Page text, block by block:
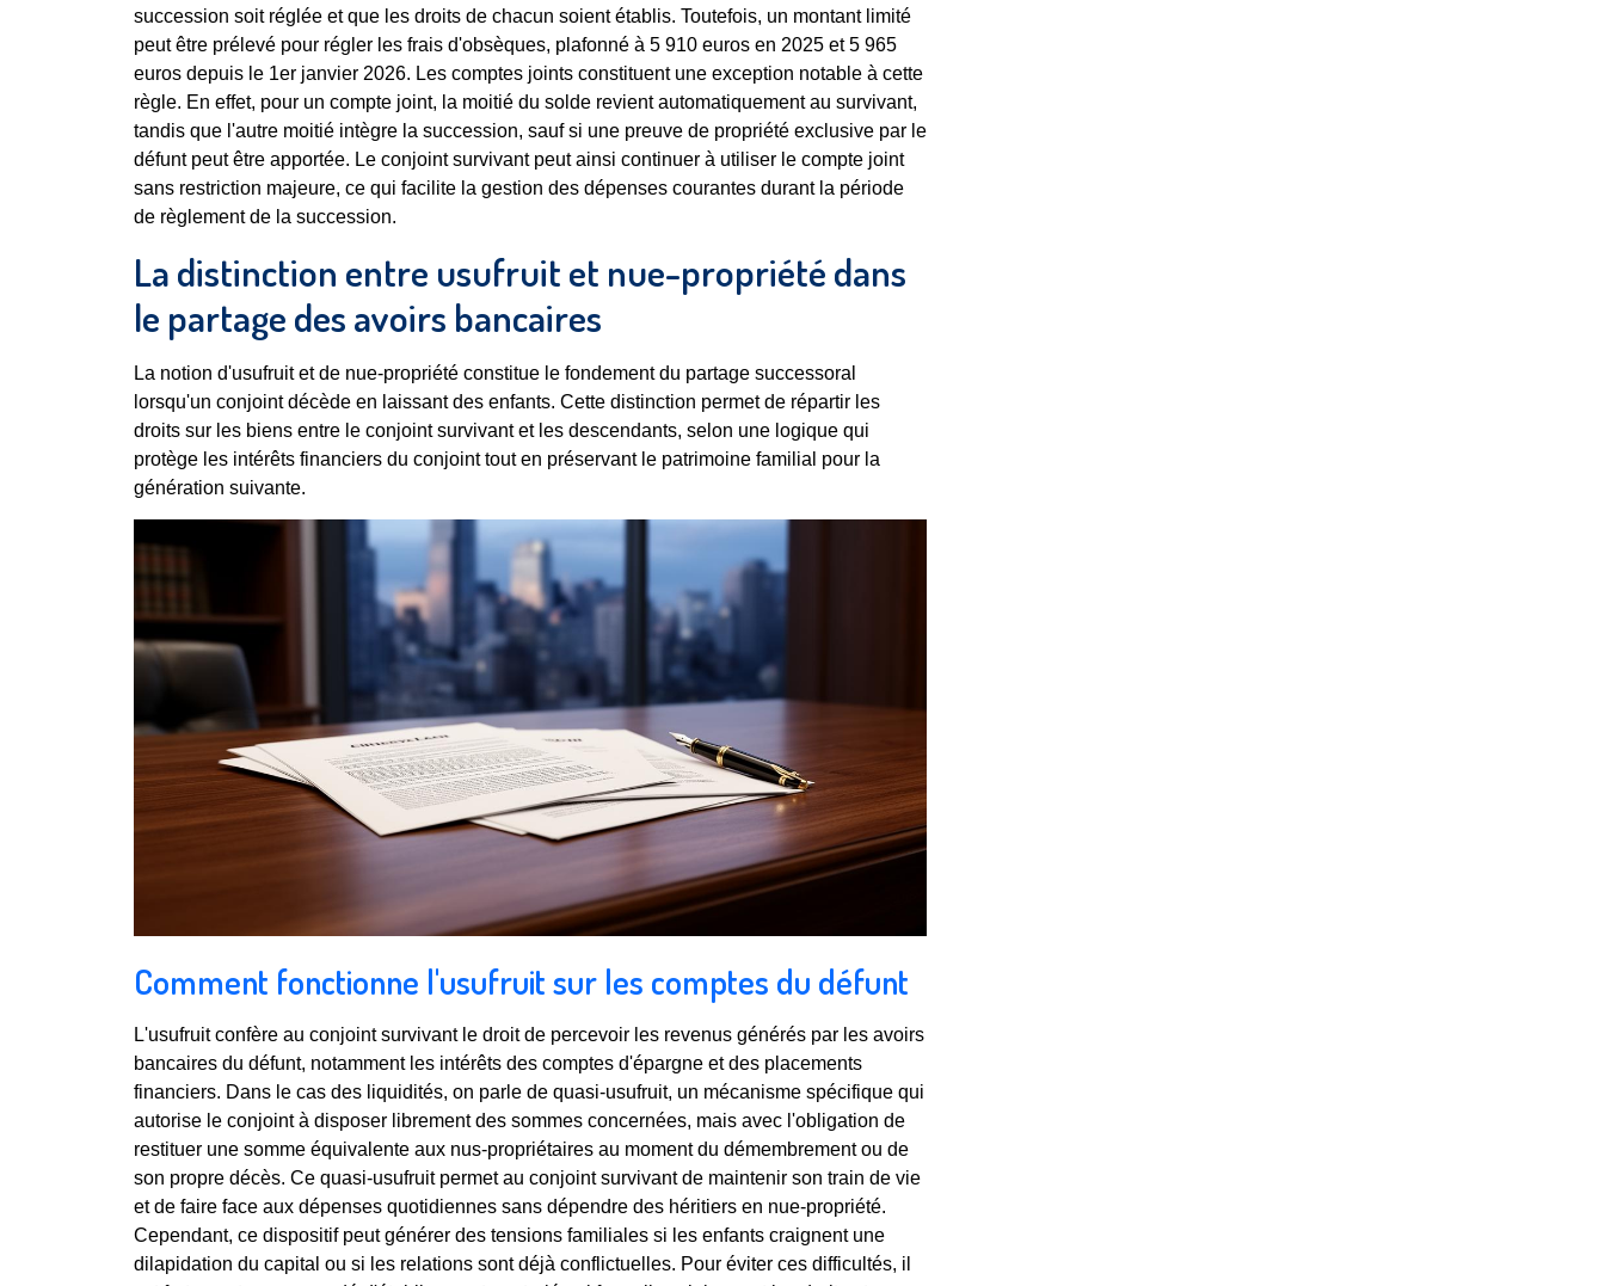
succession soit réglée et que les droits de chacun soient établis. Toutefois, un montant limité
peut être prélevé pour régler les frais d'obsèques, plafonné à 5 910 euros en 2025 et 5 965
euros depuis le 1er janvier 2026. Les comptes joints constituent une exception notable à cette
règle. En effet, pour un compte joint, la moitié du solde revient automatiquement au survivant,
tandis que l'autre moitié intègre la succession, sauf si une preuve de propriété exclusive par le
défunt peut être apportée. Le conjoint survivant peut ainsi continuer à utiliser le compte joint
sans restriction majeure, ce qui facilite la gestion des dépenses courantes durant la période
de règlement de la succession.
La distinction entre usufruit et nue-propriété dans
le partage des avoirs bancaires
La notion d'usufruit et de nue-propriété constitue le fondement du partage successoral
lorsqu'un conjoint décède en laissant des enfants. Cette distinction permet de répartir les
droits sur les biens entre le conjoint survivant et les descendants, selon une logique qui
protège les intérêts financiers du conjoint tout en préservant le patrimoine familial pour la
génération suivante.
Comment fonctionne l'usufruit sur les comptes du défunt
L'usufruit confère au conjoint survivant le droit de percevoir les revenus générés par les avoirs
bancaires du défunt, notamment les intérêts des comptes d'épargne et des placements
financiers. Dans le cas des liquidités, on parle de quasi-usufruit, un mécanisme spécifique qui
autorise le conjoint à disposer librement des sommes concernées, mais avec l'obligation de
restituer une somme équivalente aux nus-propriétaires au moment du démembrement ou de
son propre décès. Ce quasi-usufruit permet au conjoint survivant de maintenir son train de vie
et de faire face aux dépenses quotidiennes sans dépendre des héritiers en nue-propriété.
Cependant, ce dispositif peut générer des tensions familiales si les enfants craignent une
dilapidation du capital ou si les relations sont déjà conflictuelles. Pour éviter ces difficultés, il